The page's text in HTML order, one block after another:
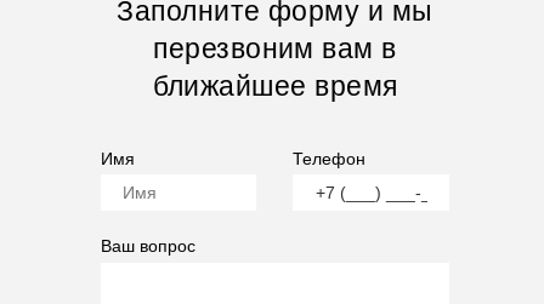
Заполните форму и мы
перезвоним вам в
ближайшее время
Имя Телефон
Ваш вопрос